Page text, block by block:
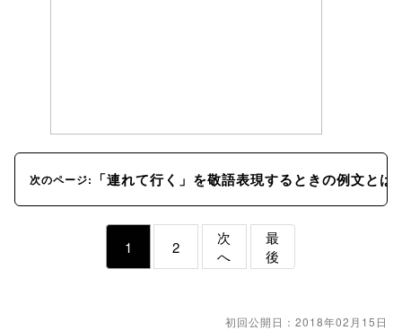
次のページ: 「連れて行く」を敬語表現するときの例文とは
1 2
次
へ
最
後
初回公開日：2018年02月15日